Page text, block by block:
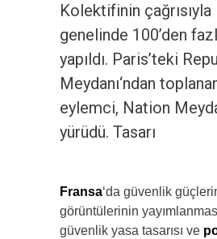
Kolektifinin çağrısıyla
genelinde 100’den
yapıldı. Paris’teki
Meydanı‘ndan
eylemci, Nation
yürüdü. Tasarı
Fransa‘da güvenlik
görüntülerinin
güvenlik yasa tasarısı ve